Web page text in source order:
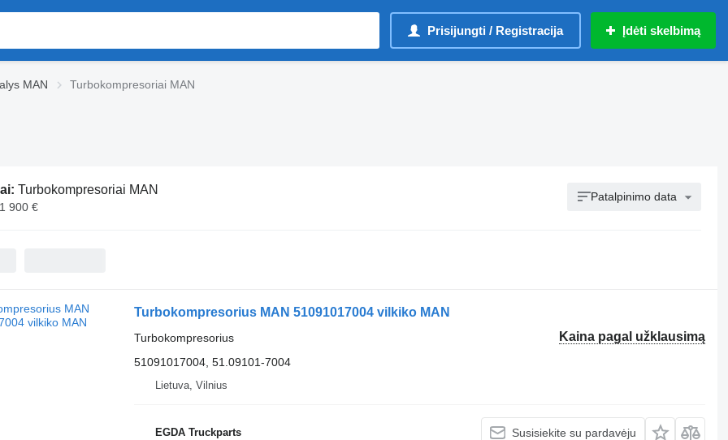
Prisijungti / Registracija Įdėti skelbimą
MAN Turbokompresoriai MAN
Turbokompresoriai MAN
900 €
Patalpinimo data
Turbokompresorius MAN 51091017004 vilkiko MAN
Kaina pagal užklausimą
Turbokompresorius
51091017004, 51.09101-7004
Lietuva, Vilnius
EGDA Truckparts Susisiekite su pardavėju